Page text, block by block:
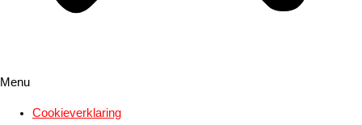
Menu
Cookieverklaring